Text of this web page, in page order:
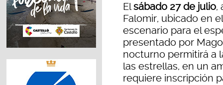
Elsábado 27 de julio,
Falomir, ubicado en
escenario para el
presentado por
nocturno permitirá a
las estrellas, en un
requiere inscripción